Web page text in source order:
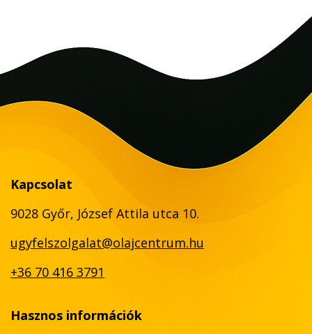
Kapcsolat
9028 Győr, József Attila utca 10.
ugyfelszolgalat@olajcentrum.hu
+36 70 416 3791
Hasznos információk